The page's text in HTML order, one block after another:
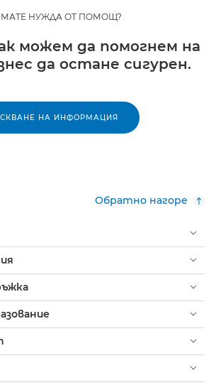
НУЖДА ОТ ПОМОЩ?
можем да помогнем на
да остане сигурен.
НА ИНФОРМАЦИЯ
Обратно нагоре